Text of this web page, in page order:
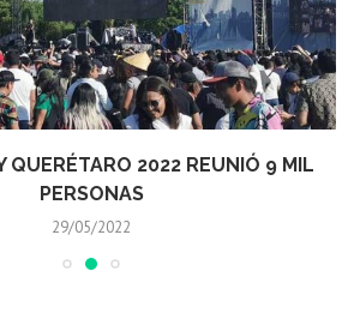
QUERÉTARO 2022 REUNIÓ 9 MIL
PERSONAS
29/05/2022